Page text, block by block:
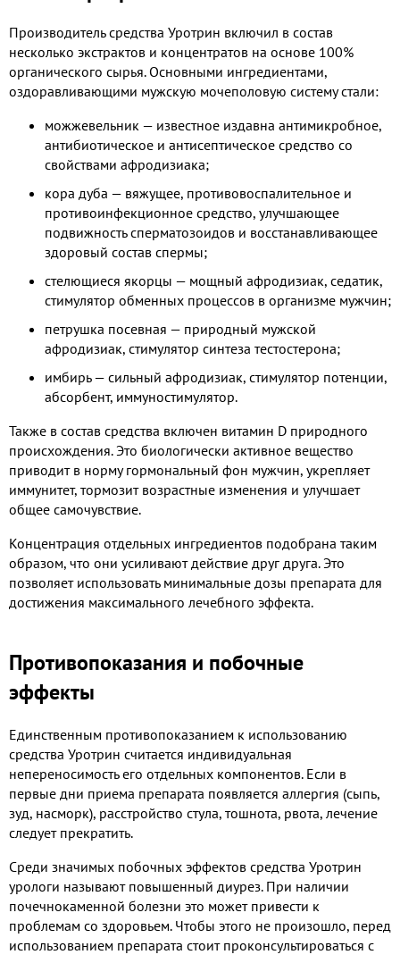
Производитель средства Уротрин включил в состав
несколько экстрактов и концентратов на основе 100%
органического сырья. Основными ингредиентами,
оздоравливающими мужскую мочеполовую систему стали:
можжевельник — известное издавна антимикробное,
антибиотическое и антисептическое средство со
свойствами афродизиака;
кора дуба — вяжущее, противовоспалительное и
противоинфекционное средство, улучшающее
подвижность сперматозоидов и восстанавливающее
здоровый состав спермы;
стелющиеся якорцы — мощный афродизиак, седатик,
стимулятор обменных процессов в организме мужчин;
петрушка посевная — природный мужской
афродизиак, стимулятор синтеза тестостерона;
имбирь — сильный афродизиак, стимулятор потенции,
абсорбент, иммуностимулятор.
Также в состав средства включен витамин D природного
происхождения. Это биологически активное вещество
приводит в норму гормональный фон мужчин, укрепляет
иммунитет, тормозит возрастные изменения и улучшает
общее самочувствие.
Концентрация отдельных ингредиентов подобрана таким
образом, что они усиливают действие друг друга. Это
позволяет использовать минимальные дозы препарата для
достижения максимального лечебного эффекта.
Противопоказания и побочные
эффекты
Единственным противопоказанием к использованию
средства Уротрин считается индивидуальная
непереносимость его отдельных компонентов. Если в
первые дни приема препарата появляется аллергия (сыпь,
зуд, насморк), расстройство стула, тошнота, рвота, лечение
следует прекратить.
Среди значимых побочных эффектов средства Уротрин
урологи называют повышенный диурез. При наличии
почечнокаменной болезни это может привести к
проблемам со здоровьем. Чтобы этого не произошло, перед
использованием препарата стоит проконсультироваться с